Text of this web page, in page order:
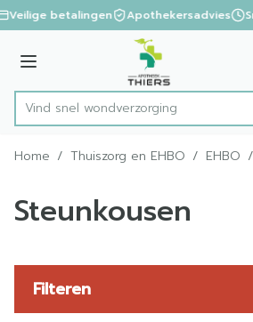
Ga naar de inhoud
1 van 1
Veilige betalingen Apothekersadvies
Menu
Product, merk, categorie...
Vind s
Home / Thuiszorg en EHBO / EHBO /
Steunkousen
Filteren